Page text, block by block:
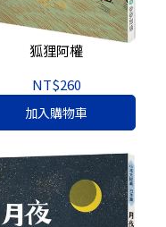
狐狸阿權
NT$260
加入購物車